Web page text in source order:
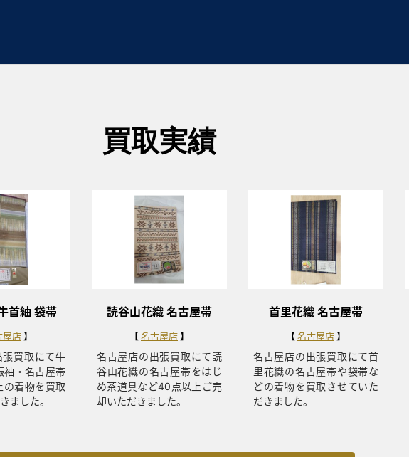
買取実績
首紬 袋帯
屋店
買取にて牛
袖・名古屋帯
着物を買取
ました。
読谷山花織 名古屋帯
名古屋店
名古屋店の出張買取にて読
谷山花織の名古屋帯をはじ
め茶道具など40点以上ご売
却いただきました。
首里花織 名古屋帯
名古屋店
名古屋店の出張買取にて首
里花織の名古屋帯や袋帯な
どの着物を買取させていた
だきました。